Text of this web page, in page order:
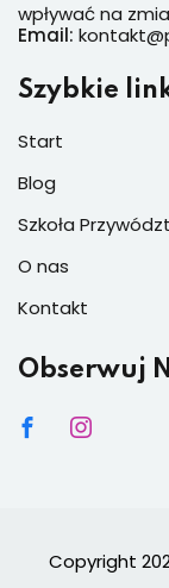
wpływać na
Email:
Szybkie
Start
Blog
Szkoła
O nas
Kontakt
Obserwuj
Copyright